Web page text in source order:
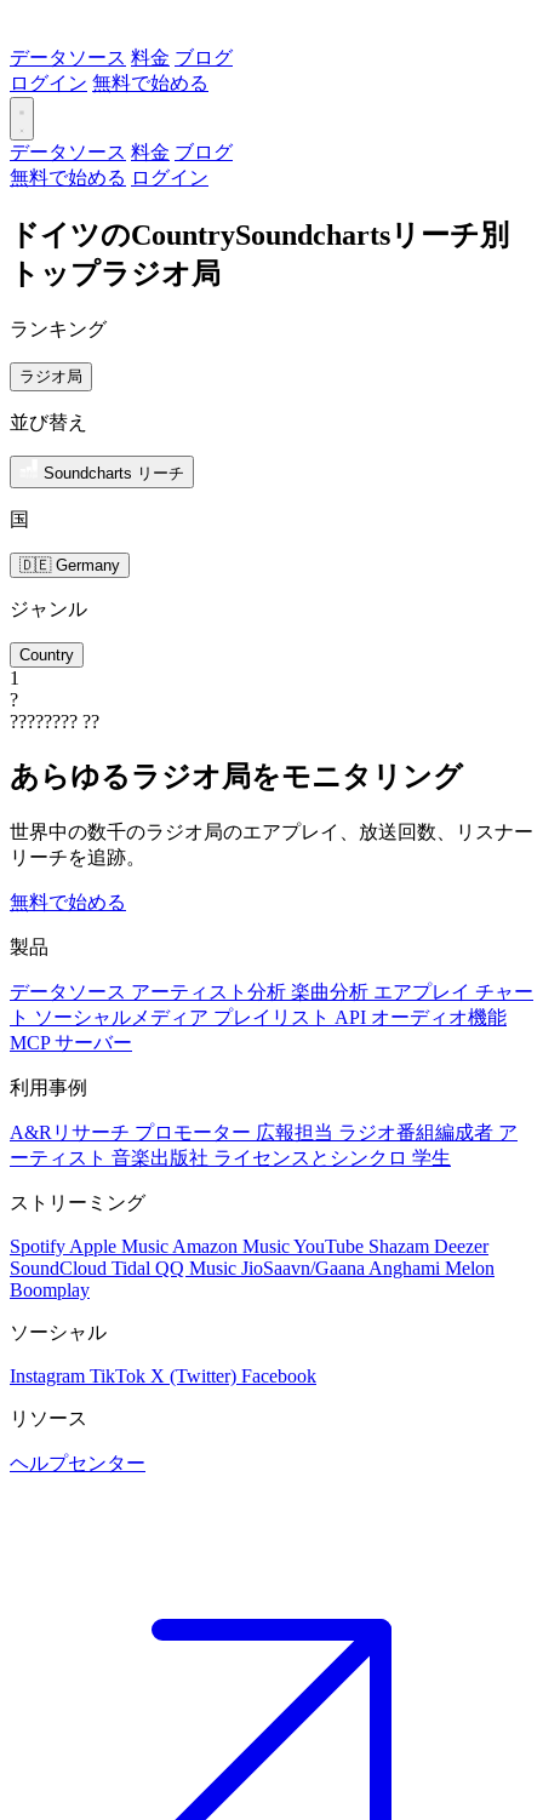
データソース 料金 ブログ
ログイン 無料で始める
データソース 料金 ブログ
無料で始める ログイン
ドイツのCountrySoundchartsリーチ別
トップラジオ局
ランキング
ラジオ局
並び替え
Soundcharts リーチ
国
🇩🇪 Germany
ジャンル
Country
1
?
???????? ??
あらゆるラジオ局をモニタリング
世界中の数千のラジオ局のエアプレイ、放送回数、リスナー
リーチを追跡。
無料で始める
製品
データソース アーティスト分析 楽曲分析 エアプレイ チャー
ト ソーシャルメディア プレイリスト API オーディオ機能
MCP サーバー
利用事例
A&Rリサーチ プロモーター 広報担当 ラジオ番組編成者 ア
ーティスト 音楽出版社 ライセンスとシンクロ 学生
ストリーミング
Spotify Apple Music Amazon MusicYouTube Shazam Deezer
SoundCloud Tidal QQ Music JioSaavn/Gaana Anghami Melon
Boomplay
ソーシャル
Instagram TikTok X (Twitter) Facebook
リソース
ヘルプセンター